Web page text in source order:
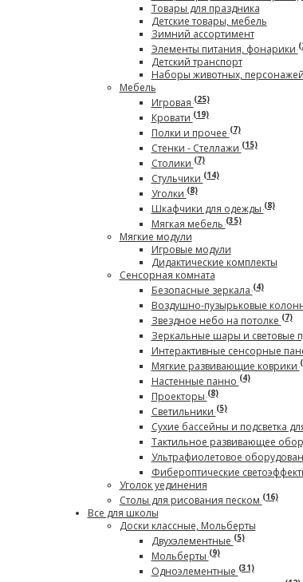
Товары для праздника
Детские товары, мебель
Зимний ассортимент
Элементы питания, фонарики
Детский транспорт
Наборы животных, персонажей
Мебель
Игровая(25)
Кровати(19)
Полки и прочее(7)
Стенки - Стеллажи(15)
Столики(7)
Стульчики(14)
Уголки(8)
Шкафчики для одежды(8)
Мягкая мебель(35)
Мягкие модули
Игровые модули
Дидактические комплекты
Сенсорная комната
Безопасные зеркала(4)
Воздушно-пузырьковые
Звездное небо на потолке(7)
Зеркальные шары и световые
Интерактивные сенсорные
Мягкие развивающие коврики
Настенные панно(4)
Проекторы(8)
Светильники(5)
Сухие бассейны и подсветка
Тактильное развивающее
Ультрафиолетовое
Фибероптические
Уголок уединения
Столы для рисования песком(16)
Все для школы
Доски классные, Мольберты
Двухэлементные(5)
Мольберты(9)
Одноэлементные(31)